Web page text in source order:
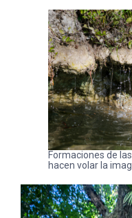
Formaciones de
hacen volar la